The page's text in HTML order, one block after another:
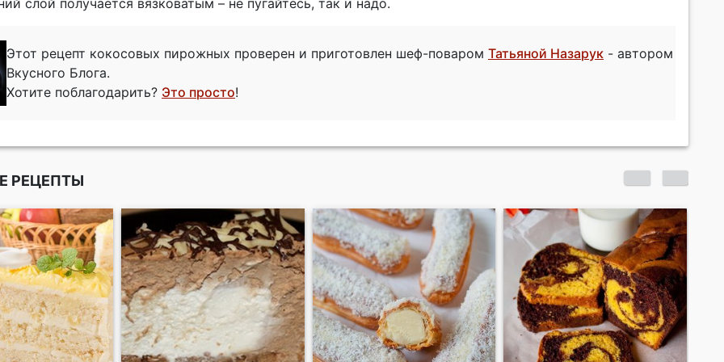
Этот рецепт кокосовых пирожных проверен и приготовлен шеф-поваром Татьяной Назарук - автором
Вкусного Блога.
Хотите поблагодарить? Это просто!
РЕЦЕПТЫ
Шоколадное
пирожное с вишней